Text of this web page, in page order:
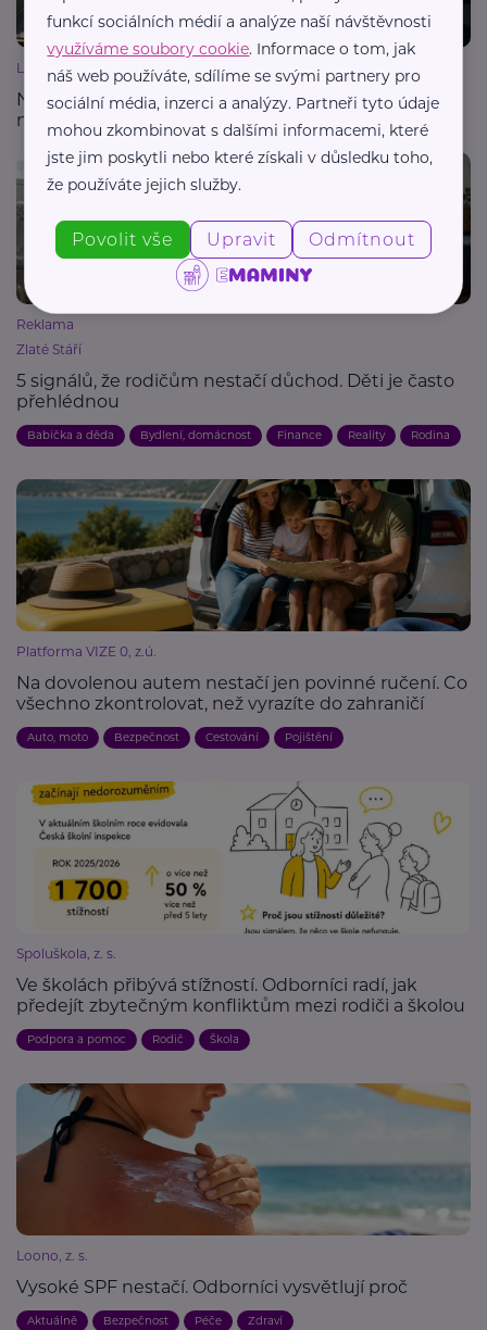
Lukáš Bareš
Nohy na palubní desce: Riziko, které mění banální
nehodu v tragédii
Reklama
Zlaté Stáří
5 signálů, že rodičům nestačí důchod. Děti je často
přehlédnou
Babička a děda Bydlení, domácnost Finance Reality Rodina
Platforma VIZE 0, z.ú.
Na dovolenou autem nestačí jen povinné ručení. Co
všechno zkontrolovat, než vyrazíte do zahraničí
Auto, moto Bezpečnost Cestování Pojištění
Spoluškola, z. s.
Ve školách přibývá stížností. Odborníci radí, jak
předejít zbytečným konfliktům mezi rodiči a školou
Podpora a pomoc Rodič Škola
Loono, z. s.
Vysoké SPF nestačí. Odborníci vysvětlují proč
Aktuálně Bezpečnost Péče Zdraví
funkcí sociálních médií a analýze naší návštěvnosti
využíváme soubory cookie. Informace o tom, jak
náš web používáte, sdílíme se svými partnery pro
sociální média, inzerci a analýzy. Partneři tyto údaje
mohou zkombinovat s dalšími informacemi, které
jste jim poskytli nebo které získali v důsledku toho,
že používáte jejich služby.
Povolit vše Upravit Odmítnout